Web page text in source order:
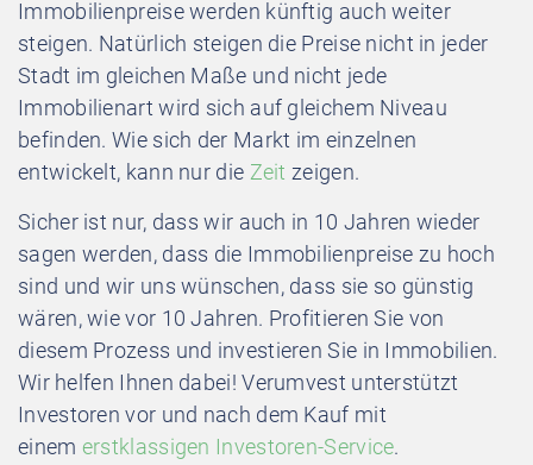
Immobilienpreise werden künftig auch weiter
steigen. Natürlich steigen die Preise nicht in jeder
Stadt im gleichen Maße und nicht jede
Immobilienart wird sich auf gleichem Niveau
befinden. Wie sich der Markt im einzelnen
entwickelt, kann nur die Zeit zeigen.
Sicher ist nur, dass wir auch in 10 Jahren wieder
sagen werden, dass die Immobilienpreise zu hoch
sind und wir uns wünschen, dass sie so günstig
wären, wie vor 10 Jahren. Profitieren Sie von
diesem Prozess und investieren Sie in Immobilien.
Wir helfen Ihnen dabei! Verumvest unterstützt
Investoren vor und nach dem Kauf mit
einem erstklassigen Investoren-Service.